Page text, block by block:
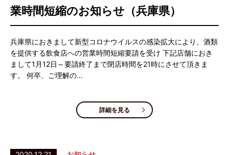
業時間短縮のお知らせ（兵庫県）
兵庫県におきまして新型コロナウイルスの感染拡大により、酒類
を提供する飲食店への営業時間短縮要請を受け 下記店舗におき
まして1月12日～要請終了まで閉店時間を21時にさせて頂きま
す。 何卒、ご理解の…
詳細を見る